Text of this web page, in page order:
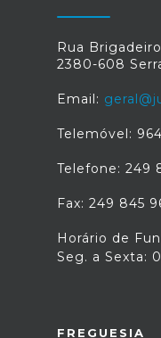
Rua
2380-608
Email:
Telemóvel:
Telefone: 249
Fax: 249 845
Horário de
Seg. a Sexta:
FREGUESIA